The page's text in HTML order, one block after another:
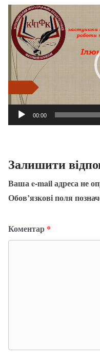
Відеопрогравач
00:00
Залишити
Ваша e-mail адреса не
Обов’язкові поля
Коментар *